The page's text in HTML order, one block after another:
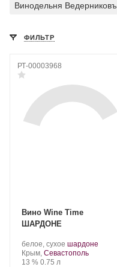
Винодельня Ведерниковъ
ФИЛЬТР
РТ-00003968
Вино Wine Time
ШАРДОНЕ
Производитель:
Wine
Time.
белое, сухое .
Сорт
шардоне
Регион:
Крым, Севастополь
Крепость
13 %. Объем
0.75 л